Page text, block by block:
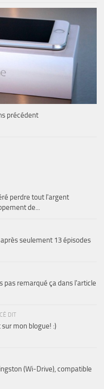
précédent
perdre tout l'argent
de...
seulement 13 épisodes
pas remarqué ça dans l'article
DIT
mon blogue! :)
(Wi-Drive), compatible